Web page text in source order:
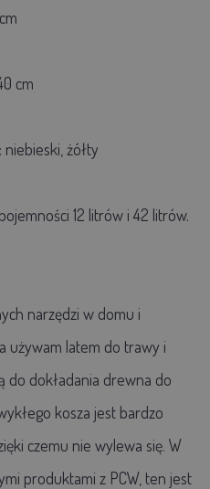
cm
żółty
12 litrów i 42 litrów.
narzędzi w domu i
używam latem do trawy i
do dokładania drewna do
kosza jest bardzo
czemu nie wylewa się. W
produktami z PCW, ten jest